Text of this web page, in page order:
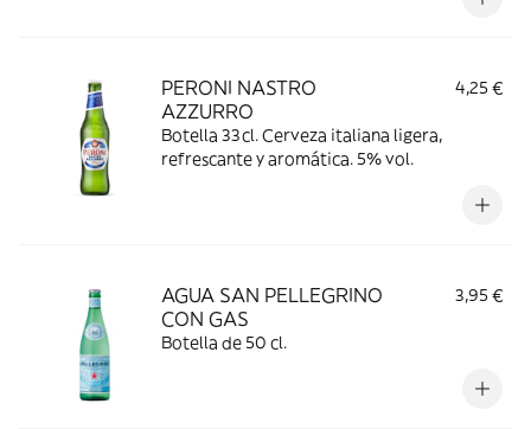
PERONI NASTRO
AZZURRO
4,25 €
Botella 33cl. Cerveza italiana ligera,
refrescante y aromática. 5% vol.
AGUA SAN PELLEGRINO
CON GAS
3,95 €
Botella de 50 cl.